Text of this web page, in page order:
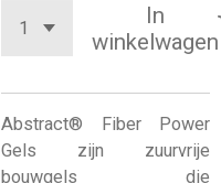
In
winkelwagen
Abstract® Fiber Power
Gels zijn zuurvrije
bouwgels die